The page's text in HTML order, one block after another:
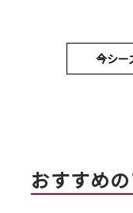
今シー
おすすめ